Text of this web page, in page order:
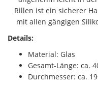
Rillen ist ein sicherer
mit allen gängigen
Details:
Material: Glas
Gesamt-Länge: ca.
Durchmesser: ca.